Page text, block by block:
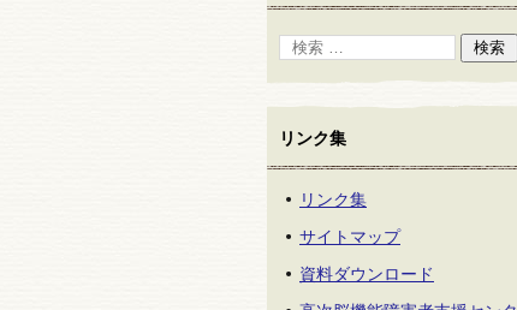
リンク集
リンク集
サイトマップ
資料ダウンロード